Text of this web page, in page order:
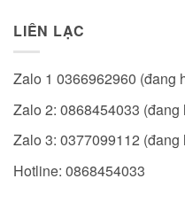
LIÊN LẠC
Zalo 1 0366962960 (đang
Zalo 2: 0868454033 (đang
Zalo 3: 0377099112 (đang
Hotline: 0868454033